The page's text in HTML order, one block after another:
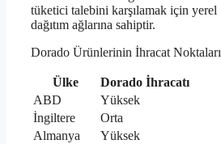
tüketici talebini karşılamak için yerel
dağıtım ağlarına sahiptir.
Dorado Ürünlerinin İhracat Noktaları
Ülke
Dorado İhracatı
ABD
Yüksek
İngiltere
Orta
Almanya
Yüksek